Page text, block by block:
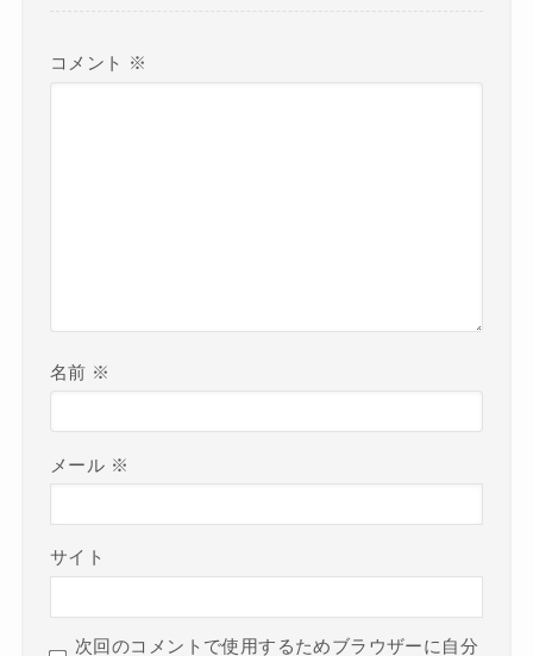
コメント ※
名前 ※
メール ※
サイト
次回のコメントで使用するためブラウザーに自分